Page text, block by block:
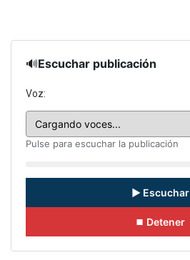
🔊Escuchar publicación
Voz:
Pulse para escuchar la publicación
▶ Escuchar
⏹ Detener